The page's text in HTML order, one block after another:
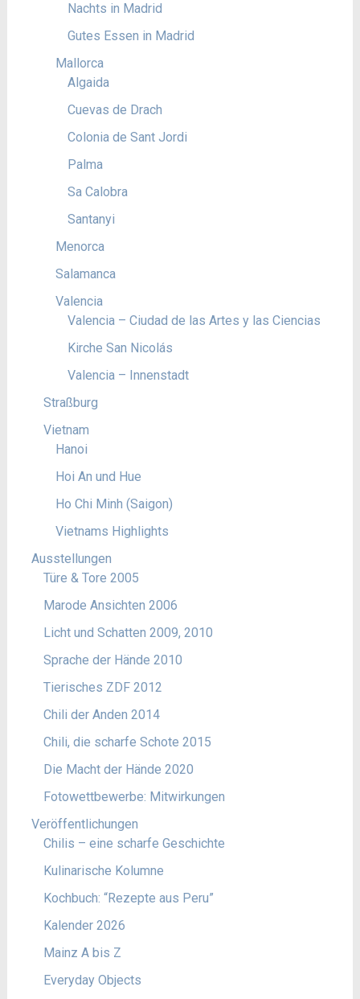
Nachts in Madrid
Gutes Essen in Madrid
Mallorca
Algaida
Cuevas de Drach
Colonia de Sant Jordi
Palma
Sa Calobra
Santanyi
Menorca
Salamanca
Valencia
Valencia – Ciudad de las Artes y las Ciencias
Kirche San Nicolás
Valencia – Innenstadt
Straßburg
Vietnam
Hanoi
Hoi An und Hue
Ho Chi Minh (Saigon)
Vietnams Highlights
Ausstellungen
Türe & Tore 2005
Marode Ansichten 2006
Licht und Schatten 2009, 2010
Sprache der Hände 2010
Tierisches ZDF 2012
Chili der Anden 2014
Chili, die scharfe Schote 2015
Die Macht der Hände 2020
Fotowettbewerbe: Mitwirkungen
Veröffentlichungen
Chilis – eine scharfe Geschichte
Kulinarische Kolumne
Kochbuch: “Rezepte aus Peru”
Kalender 2026
Mainz A bis Z
Everyday Objects